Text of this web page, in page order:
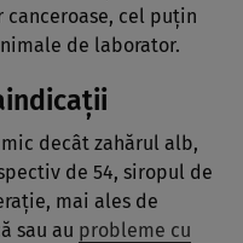
cel puţin
de laborator.
decât zahărul alb,
de 54, siropul de
mai ales de
sau au probleme cu